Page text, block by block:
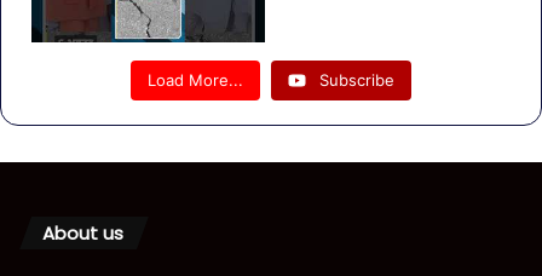
Load More... Subscribe
About us